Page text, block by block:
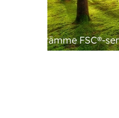
Käytämme FSC®-